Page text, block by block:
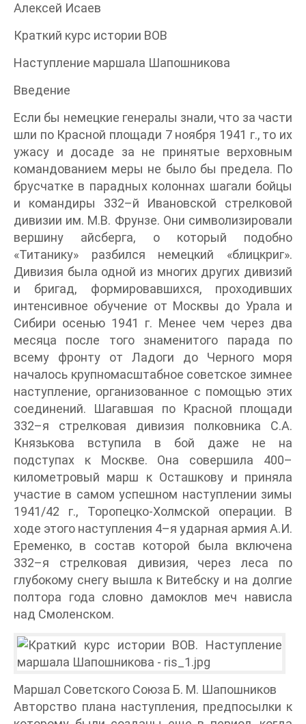
Алексей Исаев
Краткий курс истории ВОВ
Наступление маршала Шапошникова
Введение
Если бы немецкие генералы знали, что за части
шли по Красной площади 7 ноября 1941 г., то их
ужасу и досаде за не принятые верховным
командованием меры не было бы предела. По
брусчатке в парадных колоннах шагали бойцы
и командиры 332–й Ивановской стрелковой
дивизии им. М.В. Фрунзе. Они символизировали
вершину айсберга, о который подобно
«Титанику» разбился немецкий «блицкриг».
Дивизия была одной из многих других дивизий
и бригад, формировавшихся, проходивших
интенсивное обучение от Москвы до Урала и
Сибири осенью 1941 г. Менее чем через два
месяца после того знаменитого парада по
всему фронту от Ладоги до Черного моря
началось крупномасштабное советское зимнее
наступление, организованное с помощью этих
соединений. Шагавшая по Красной площади
332–я стрелковая дивизия полковника С.А.
Князькова вступила в бой даже не на
подступах к Москве. Она совершила 400–
километровый марш к Осташкову и приняла
участие в самом успешном наступлении зимы
1941/42 г., Торопецко-Холмской операции. В
ходе этого наступления 4–я ударная армия А.И.
Еременко, в состав которой была включена
332–я стрелковая дивизия, через леса по
глубокому снегу вышла к Витебску и на долгие
полтора года словно дамоклов меч нависла
над Смоленском.
Маршал Советского Союза Б. М. Шапошников
Авторство плана наступления, предпосылки к